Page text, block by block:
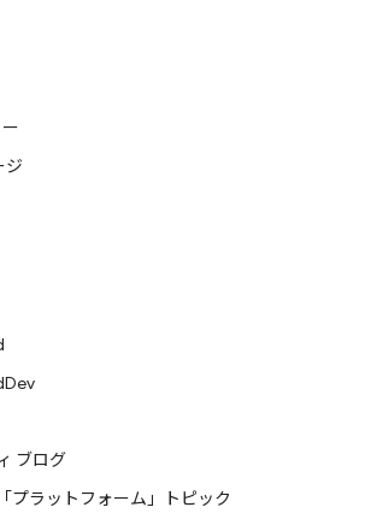
ジ
ブログ
プラットフォーム」トピック